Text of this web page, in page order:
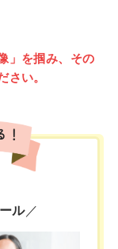
」を掴み、その
い。
ル／